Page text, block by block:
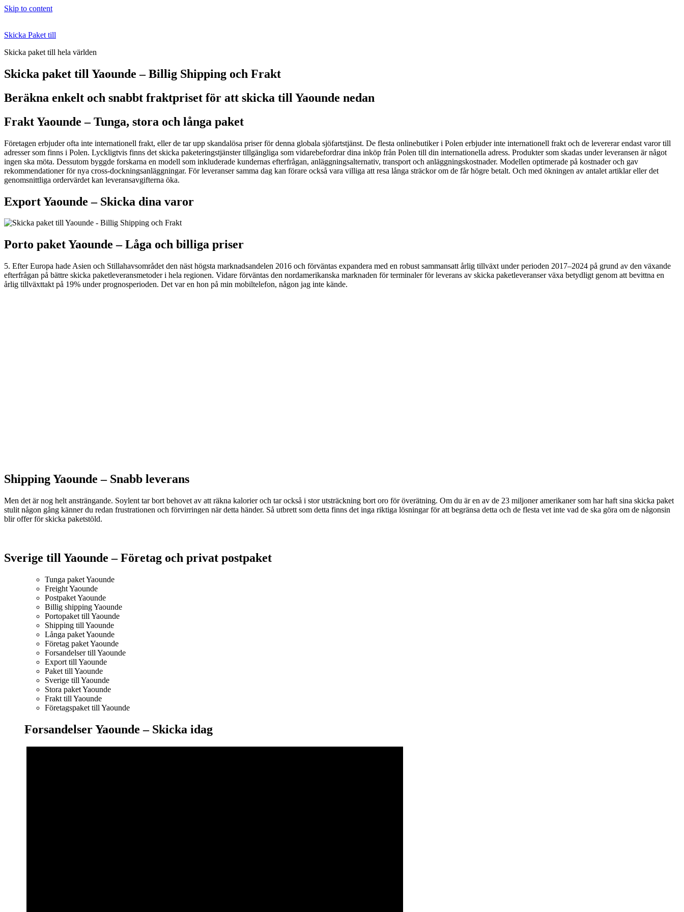
Skip to content
Skicka Paket till
Skicka paket till hela världen
Skicka paket till Yaounde – Billig Shipping och Frakt
Beräkna enkelt och snabbt fraktpriset för att skicka till Yaounde nedan
Frakt Yaounde –Tunga, stora och långa paket
Företagen erbjuder ofta inte internationell frakt, eller de tar upp skandalösa priser för denna globala sjöfartstjänst. De flesta onlinebutiker i Polen erbjuder inte internationell frakt och de levererar endast varor till
adresser som finns i Polen. Lyckligtvis finns det skicka paketeringstjänster tillgängliga som vidarebefordrar dina inköp från Polen till din internationella adress. Produkter som skadas under leveransen är något
ingen ska möta. Dessutom byggde forskarna en modell som inkluderade kundernas efterfrågan, anläggningsalternativ, transport och anläggningskostnader. Modellen optimerade på kostnader och gav
rekommendationer för nya cross-dockningsanläggningar. För leveranser samma dag kan förare också vara villiga att resa långa sträckor om de får högre betalt. Och med ökningen av antalet artiklar eller det
genomsnittliga ordervärdet kan leveransavgifterna öka.
Export Yaounde – Skicka dina varor
Porto paket Yaounde – Låga och billiga priser
5. Efter Europa hade Asien och Stillahavsområdet den näst högsta marknadsandelen 2016 och förväntas expandera med en robust sammansatt årlig tillväxt under perioden 2017–2024 på grund av den växande
efterfrågan på bättre skicka paketleveransmetoder i hela regionen. Vidare förväntas den nordamerikanska marknaden för terminaler för leverans av skicka paketleveranser växa betydligt genom att bevittna en
årlig tillväxttakt på 19% under prognosperioden. Det var en hon på min mobiltelefon, någon jag inte kände.
Shipping Yaounde – Snabb leverans
Men det är nog helt ansträngande. Soylent tar bort behovet av att räkna kalorier och tar också i stor utsträckning bort oro för överätning. Om du är en av de 23 miljoner amerikaner som har haft sina skicka paket
stulit någon gång känner du redan frustrationen och förvirringen när detta händer. Så utbrett som detta finns det inga riktiga lösningar för att begränsa detta och de flesta vet inte vad de ska göra om de någonsin
blir offer för skicka paketstöld.
Sverige till Yaounde – Företag och privat postpaket
Tunga paket Yaounde
Freight Yaounde
Postpaket Yaounde
Billig shipping Yaounde
Portopaket till Yaounde
Shipping till Yaounde
Långa paket Yaounde
Företag paket Yaounde
Forsandelser till Yaounde
Export till Yaounde
Paket till Yaounde
Sverige till Yaounde
Stora paket Yaounde
Frakt till Yaounde
Företagspaket till Yaounde
Forsandelser Yaounde – Skicka idag